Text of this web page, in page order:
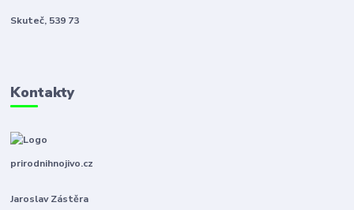
Skuteč, 539 73
Kontakty
prirodnihnojivo.cz
Jaroslav Zástěra